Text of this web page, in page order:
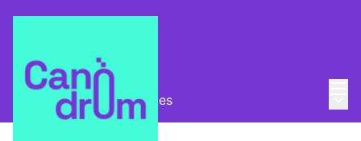
Pla Estratègic Propostes